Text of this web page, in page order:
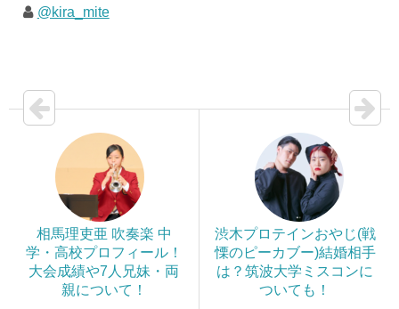
@kira_mite
相馬理吏亜 吹奏楽 中
学・高校プロフィール！
大会成績や7人兄妹・両
親について！
渋木プロテインおやじ(戦
慄のピーカブー)結婚相手
は？筑波大学ミスコンに
ついても！